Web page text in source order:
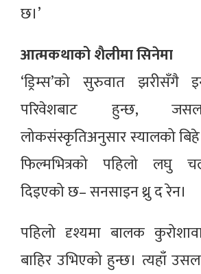
छ।’
आत्मकथाको शैलीमा सिनेमा
‘ड्रिम्स’को सुरुवात झरीसँगै
परिवेशबाट हुन्छ,
लोकसंस्कृतिअनुसार स्यालको बिहे
फिल्मभित्रको पहिलो लघु
दिइएको छ– सनसाइन थ्रु द रेन।
पहिलो दृश्यमा बालक
बाहिर उभिएको हुन्छ। त्यहाँ